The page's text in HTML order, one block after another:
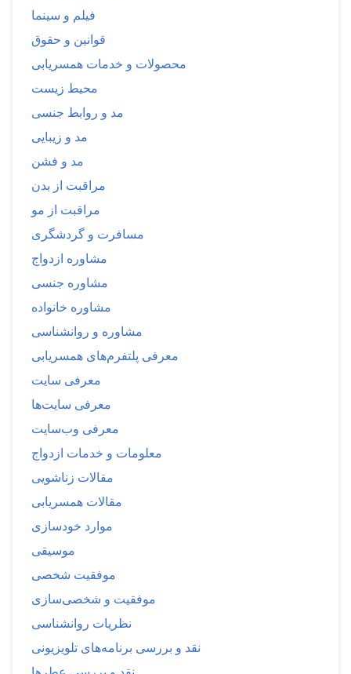
فیلم و سینما
قوانین و حقوق
محصولات و خدمات همسریابی
محیط زیست
مد و روابط جنسی
مد و زیبایی
مد و فشن
مراقبت از بدن
مراقبت از مو
مسافرت و گردشگری
مشاوره ازدواج
مشاوره جنسی
مشاوره خانواده
مشاوره و روانشناسی
معرفی پلتفرم‌های همسریابی
معرفی سایت
معرفی سایت‌ها
معرفی وب‌سایت
معلومات و خدمات ازدواج
مقالات زناشویی
مقالات همسریابی
موارد خودسازی
موسیقی
موفقیت شخصی
موفقیت و شخصی‌سازی
نظریات روانشناسی
نقد و بررسی برنامه‌های تلویزیونی